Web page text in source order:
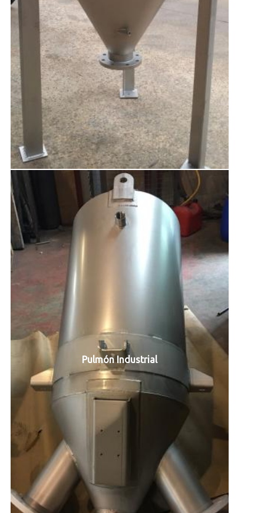
Pulmón Industrial